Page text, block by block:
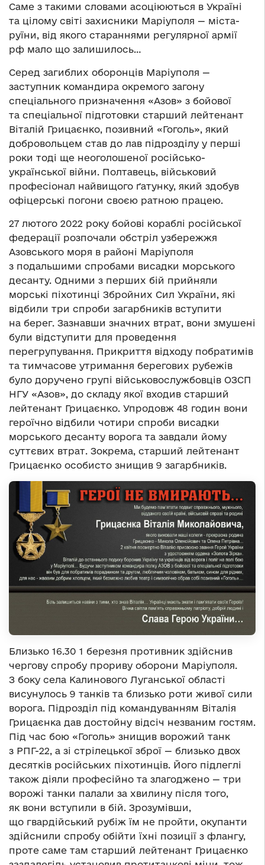
Саме з такими словами асоціюються в Україні
та цілому світі захисники Маріуполя — міста-
руїни, від якого стараннями регулярної армії
рф мало що залишилось…
Серед загиблих оборонців Маріуполя —
заступник командира окремого загону
спеціального призначення «Азов» з бойової
та спеціальної підготовки старший лейтенант
Віталій Грицаєнко, позивний «Гоголь», який
добровольцем став до лав підрозділу у перші
роки тоді ще неоголошеної російсько-
української війни. Полтавець, військовий
професіонал найвищого ґатунку, який здобув
офіцерські погони своєю ратною працею.
27 лютого 2022 року бойові кораблі російської
федерації розпочали обстріл узбережжя
Азовського моря в районі Маріуполя
з подальшими спробами висадки морського
десанту. Одними з перших бій прийняли
морські піхотинці Збройних Сил України, які
відбили три спроби загарбників вступити
на берег. Зазнавши значних втрат, вони змушені
були відступити для проведення
перегрупування. Прикриття відходу побратимів
та тимчасове утримання берегових рубежів
було доручено групі військовослужбовців ОЗСП
НГУ «Азов», до складу якої входив старший
лейтенант Грицаєнко. Упродовж 48 годин вони
героїчно відбили чотири спроби висадки
морського десанту ворога та завдали йому
суттєвих втрат. Зокрема, старший лейтенант
Грицаєнко особисто знищив 9 загарбників.
Близько 16.30 1 березня противник здійснив
чергову спробу прориву оборони Маріуполя.
З боку села Калинового Луганської області
висунулось 9 танків та близько роти живої сили
ворога. Підрозділ під командуванням Віталія
Грицаєнка дав достойну відсіч незваним гостям.
Під час бою «Гоголь» знищив ворожий танк
з РПГ-22, а зі стрілецької зброї — близько двох
десятків російських піхотинців. Його підлеглі
також діяли професійно та злагоджено — три
ворожі танки палали за хвилину після того,
як вони вступили в бій. Зрозумівши,
що гвардійський рубіж їм не пройти, окупанти
здійснили спробу обійти їхні позиції з флангу,
проте саме там старший лейтенант Грицаєнко